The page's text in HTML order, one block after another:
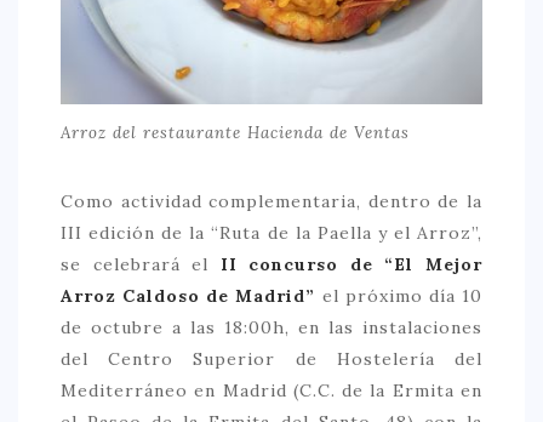
Arroz del restaurante Hacienda de Ventas
Como actividad complementaria, dentro de la
III edición de la “Ruta de la Paella y el Arroz”,
se celebrará el II concurso de “El Mejor
Arroz Caldoso de Madrid” el próximo día 10
de octubre a las 18:00h, en las instalaciones
del Centro Superior de Hostelería del
Mediterráneo en Madrid (C.C. de la Ermita en